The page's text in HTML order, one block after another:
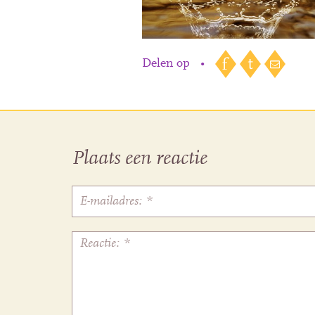
Delen op •
Plaats een reactie